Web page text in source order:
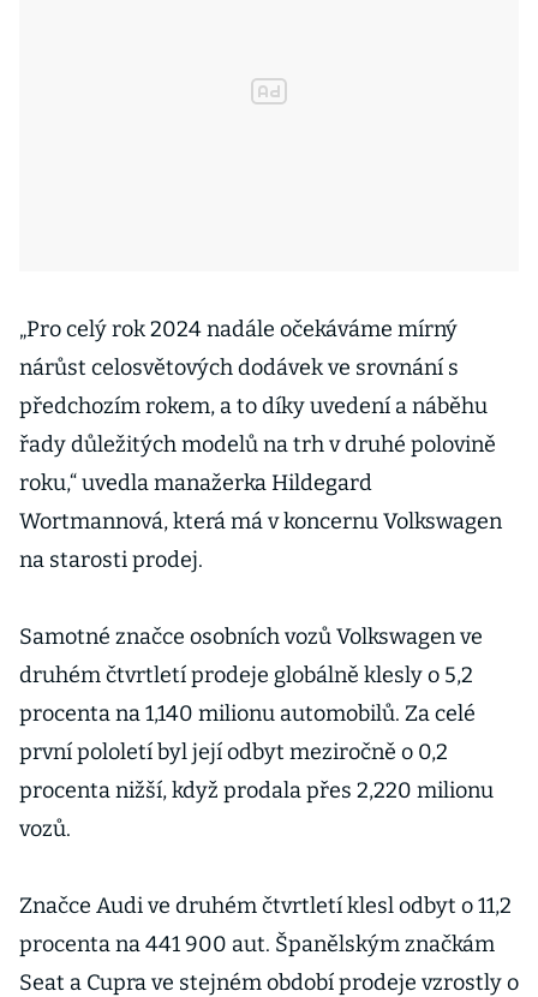
„Pro celý rok 2024 nadále očekáváme mírný
nárůst celosvětových dodávek ve srovnání s
předchozím rokem, a to díky uvedení a náběhu
řady důležitých modelů na trh v druhé polovině
roku,“ uvedla manažerka Hildegard
Wortmannová, která má v koncernu Volkswagen
na starosti prodej.
Samotné značce osobních vozů Volkswagen ve
druhém čtvrtletí prodeje globálně klesly o 5,2
procenta na 1,140 milionu automobilů. Za celé
první pololetí byl její odbyt meziročně o 0,2
procenta nižší, když prodala přes 2,220 milionu
vozů.
Značce Audi ve druhém čtvrtletí klesl odbyt o 11,2
procenta na 441 900 aut. Španělským značkám
Seat a Cupra ve stejném období prodeje vzrostly o